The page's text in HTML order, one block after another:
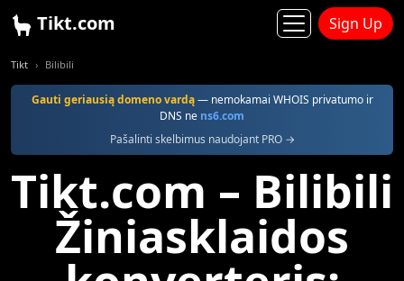
Tikt.com Sign Up
Tikt Bilibili
Gauti geriausią domeno vardą— nemokamai WHOIS privatumo ir
DNS ne ns6.com
Pašalinti skelbimus naudojant PRO →
Tikt.com – Bilibili
Žiniasklaidos